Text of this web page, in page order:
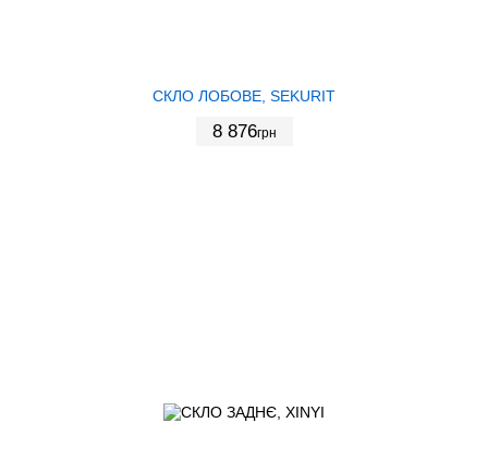
СКЛО ЛОБОВЕ, SEKURIT
8 876грн